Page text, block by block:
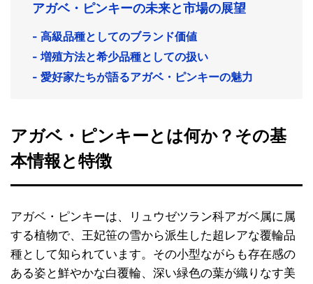
アガベ・ピンキーの未来と市場の展望
- 高級品種としてのブランド価値
- 増殖方法と希少品種としての扱い
- 愛好家たちが語るアガベ・ピンキーの魅力
アガベ・ピンキーとは何か？その基
本情報と特徴
アガベ・ピンキーは、リュウゼツラン科アガベ属に属
する植物で、王妃笹の雪から派生した超レアな覆輪品
種として知られています。その小型ながらも存在感の
ある姿と鮮やかな白覆輪、深い緑色の葉が織りなす美